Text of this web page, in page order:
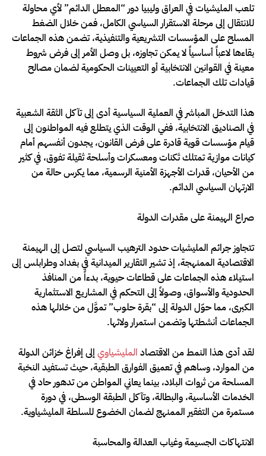
تلعب المليشيات في العراق وليبيا دور “المعطل الدائم” لأي محاولة
للانتقال إلى مرحلة الاستقرار السياسي الكامل، فمن خلال الضغط
المسلح على المؤسسات التشريعية والتنفيذية، تضمن هذه الجماعات
بقاءها لاعباً أساسياً لا يمكن تجاوزه، بل وصل الأمر إلى فرض شروط
معينة في القوانين الانتخابية أو التعيينات الحكومية لضمان مصالح
قيادات تلك الجماعات.
هذا التدخل المباشر في العملية السياسية أدى إلى تآكل الثقة الشعبية
في الصناديق الانتخابية، ففي الوقت الذي يتطلع فيه المواطنون إلى
قيام مؤسسات قوية قادرة على فرض القانون، يجدون أنفسهم أمام
كيانات موازية تمتلك ثكنات ومعسكرات وأسلحة ثقيلة تفوق، في كثير
من الأحيان، قدرات الأجهزة الأمنية الرسمية، مما يكرس حالة من
الارتهان السياسي الدائم.
صراع الهيمنة على مقدرات الدولة
تتجاوز جرائم المليشيات حدود الترهيب السياسي لتصل إلى الهيمنة
الاقتصادية الممنهجة، إذ تشير التقارير الميدانية في بغداد وطرابلس إلى
استيلاء هذه الجماعات على قطاعات حيوية، بدءاً من المنافذ
الحدودية والأسواق، وصولاً إلى التحكم في المشاريع الاستثمارية
الكبرى، مما حوّل الدولة إلى “بقرة حلوب” تموَّل من خلالها هذه
الجماعات أنشطتها وتضمن استمرار ولائها.
لقد أدى هذا النمط من الاقتصاد المليشياويإلى إفراغ خزائن الدولة
من الموارد، وساهم في تعميق الفوارق الطبقية، حيث تستفيد النخبة
المسلحة من ثروات البلاد، بينما يعاني المواطن من تدهور حاد في
الخدمات الأساسية، والبطالة، وتآكل الطبقة الوسطى، في دورة
مستمرة من التفقير الممنهج لضمان الخضوع للسلطة المليشياوية.
الانتهاكات الجسيمة وغياب العدالة والمحاسبة